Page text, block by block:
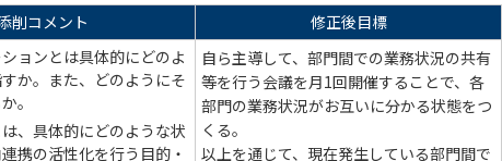
削コメント
修正後目標
ョンとは具体的にどのよ
か。また、どのようにそ
。
は、具体的にどのような状
携の活性化を行う目的・
自ら主導して、部門間での業務状況の共有
等を行う会議を月1回開催することで、各
部門の業務状況がお互いに分かる状態をつ
くる。
以上を通じて、現在発生している部門間で